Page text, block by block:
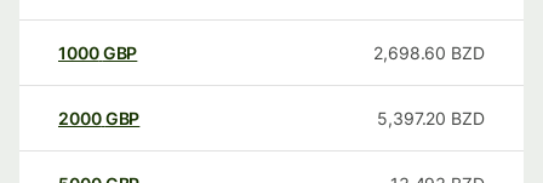
1000GBP 2,698.60 BZD
2000GBP 5,397.20 BZD